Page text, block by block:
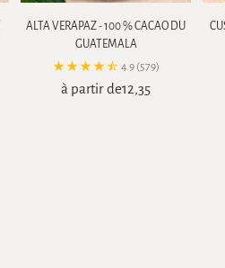
ALTA VERAPAZ - 100 % CACAO DU
GUATEMALA
4.9 (579)
à partir de12,35